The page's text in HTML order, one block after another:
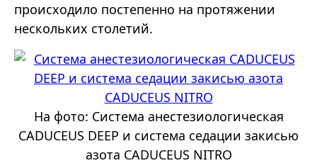
происходило постепенно на протяжении
нескольких столетий.
На фото: Система анестезиологическая
CADUCEUS DEEP и система седации закисью
азота CADUCEUS NITRO